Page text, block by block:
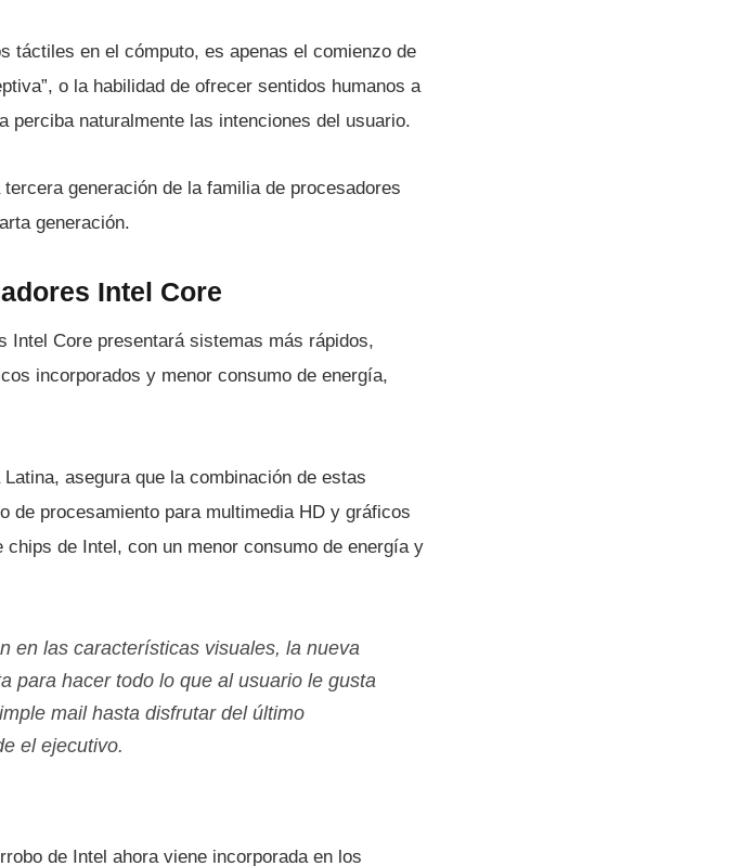
táctiles en el cómputo, es apenas el comienzo de
o la habilidad de ofrecer sentidos humanos a
perciba naturalmente las intenciones del usuario.
generación de la familia de procesadores
generación.
Intel Core
Intel Core presentará sistemas más rápidos,
incorporados y menor consumo de energí­a,
asegura que la combinación de estas
de procesamiento para multimedia HD y gráficos
de Intel, con un menor consumo de energí­a y
en las caracterí­sticas visuales, la nueva
para hacer todo lo que al usuario le gusta
mail hasta disfrutar del último
el ejecutivo.
de Intel ahora viene incorporada en los